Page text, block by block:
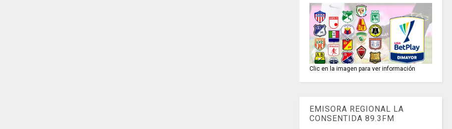
Clic en la imagen para ver información
EMISORA REGIONAL LA
CONSENTIDA 89.3FM